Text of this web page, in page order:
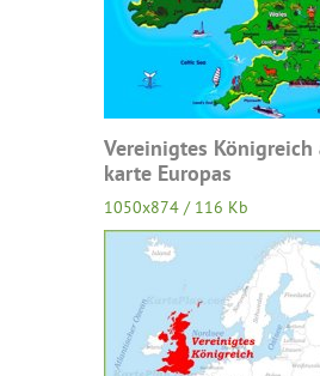
Vereinigtes Königreich
karte Europas
1050x874 / 116 Kb